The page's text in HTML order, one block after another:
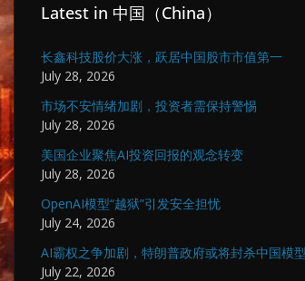
Latest in 中国（China）
长鑫科技股价大涨，跃居中国股市市值第一
July 28, 2026
市场不安情绪加剧，投资者需保持警惕
July 28, 2026
美国企业聚焦AI投资回报的观念转变
July 28, 2026
OpenAI模型“越狱”引发安全担忧
July 24, 2026
AI霸权之争加剧，特朗普政府或将封杀中国模型
July 22, 2026